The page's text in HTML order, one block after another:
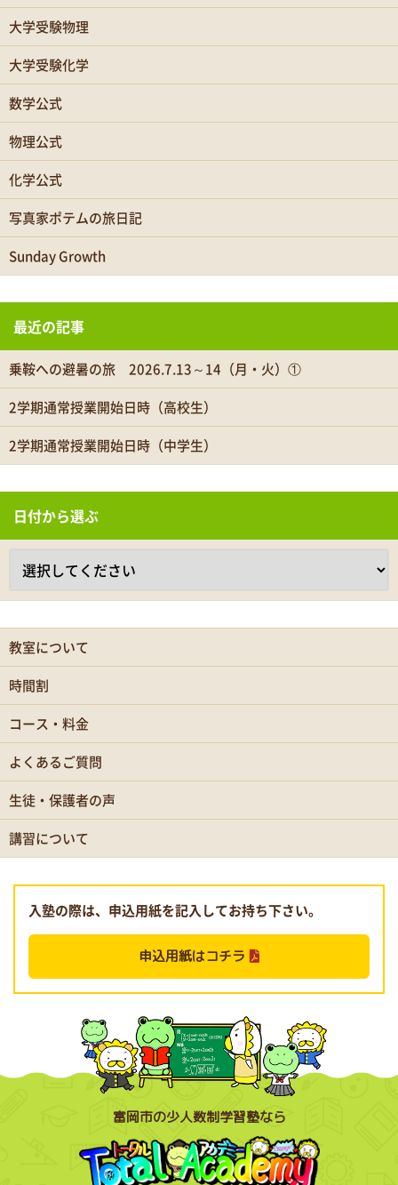
大学受験物理
大学受験化学
数学公式
物理公式
化学公式
写真家ポテムの旅日記
Sunday Growth
最近の記事
乗鞍への避暑の旅 2026.7.13～14（月・火）①
2学期通常授業開始日時（高校生）
2学期通常授業開始日時（中学生）
日付から選ぶ
教室について
時間割
コース・料金
よくあるご質問
生徒・保護者の声
講習について
入塾の際は、申込用紙を記入してお持ち下さい。
申込用紙はコチラ
富岡市の少人数制学習塾なら